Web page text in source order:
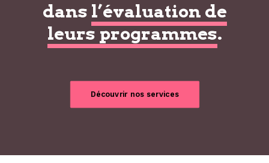
dans l’évaluation de
leurs programmes.
Découvrir nos services